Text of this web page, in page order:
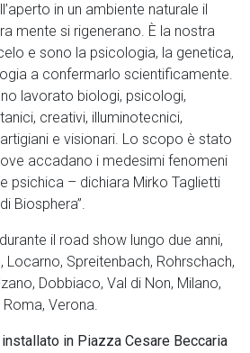
in un ambiente naturale il
mente si rigenerano. È la nostra
e sono la psicologia, la genetica,
a confermarlo scientificamente.
lavorato biologi, psicologi,
creativi, illuminotecnici,
e visionari. Lo scopo è stato
accadano i medesimi fenomeni
psichica – dichiara Mirko Taglietti
Biosphera”.
il road show lungo due anni,
Locarno, Spreitenbach, Rohrschach,
Dobbiaco, Val di Non, Milano,
Verona.
in Piazza Cesare Beccaria